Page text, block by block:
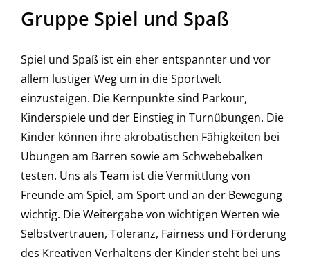
Gruppe Spiel und Spaß
Spiel und Spaß ist ein eher entspannter und vor
allem lustiger Weg um in die Sportwelt
einzusteigen. Die Kernpunkte sind Parkour,
Kinderspiele und der Einstieg in Turnübungen. Die
Kinder können ihre akrobatischen Fähigkeiten bei
Übungen am Barren sowie am Schwebebalken
testen. Uns als Team ist die Vermittlung von
Freunde am Spiel, am Sport und an der Bewegung
wichtig. Die Weitergabe von wichtigen Werten wie
Selbstvertrauen, Toleranz, Fairness und Förderung
des Kreativen Verhaltens der Kinder steht bei uns